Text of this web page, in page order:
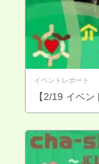
イベントレポート
【2/19 イベ